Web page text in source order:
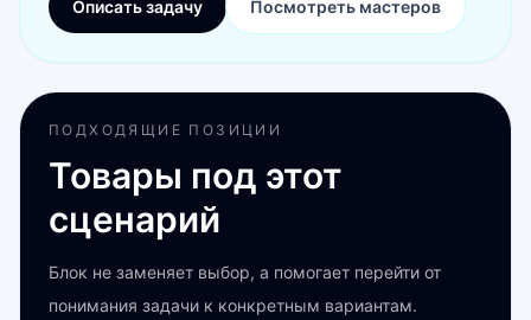
Описать задачу Посмотреть мастеров
ПОДХОДЯЩИЕ ПОЗИЦИИ
Товары под этот
сценарий
Блок не заменяет выбор, а помогает перейти от
понимания задачи к конкретным вариантам.